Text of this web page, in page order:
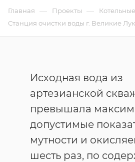
Главная — Проекты — Котельные
Станция очистки воды г. Великие
Исходная вода из
артезианской
превышала
допустимые
мутности и
шесть раз, по